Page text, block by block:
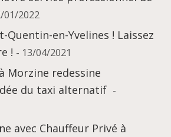
01/2022
Quentin-en-Yvelines ! Laissez
! - 13/04/2021
Morzine redessine
du taxi alternatif -
avec Chauffeur Privé à